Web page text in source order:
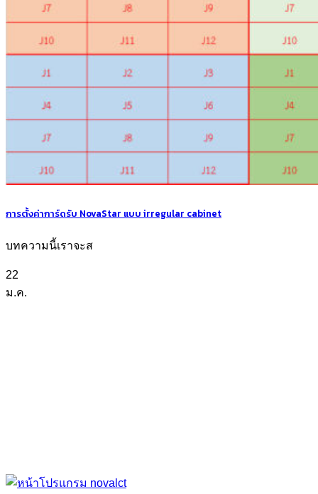
การตั้งค่าการ์ดรับ NovaStar แบบ irregular cabinet
บทความนี้เราจะส
22
ม.ค.